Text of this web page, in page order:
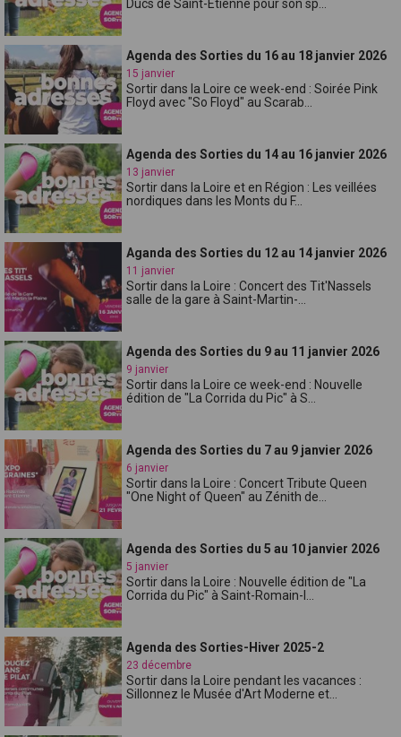
Ducs de Saint-Etienne pour son sp...
Agenda des Sorties du 16 au 18 janvier 2026
15 janvier
Sortir dans la Loire ce week-end : Soirée Pink
Floyd avec "So Floyd" au Scarab...
Agenda des Sorties du 14 au 16 janvier 2026
13 janvier
Sortir dans la Loire et en Région : Les veillées
nordiques dans les Monts du F...
Aganda des Sorties du 12 au 14 janvier 2026
11 janvier
Sortir dans la Loire : Concert des Tit'Nassels
salle de la gare à Saint-Martin-...
Agenda des Sorties du 9 au 11 janvier 2026
9 janvier
Sortir dans la Loire ce week-end : Nouvelle
édition de "La Corrida du Pic" à S...
Agenda des Sorties du 7 au 9 janvier 2026
6 janvier
Sortir dans la Loire : Concert Tribute Queen
"One Night of Queen" au Zénith de...
Agenda des Sorties du 5 au 10 janvier 2026
5 janvier
Sortir dans la Loire : Nouvelle édition de "La
Corrida du Pic" à Saint-Romain-l...
Agenda des Sorties-Hiver 2025-2
23 décembre
Sortir dans la Loire pendant les vacances :
Sillonnez le Musée d'Art Moderne et...